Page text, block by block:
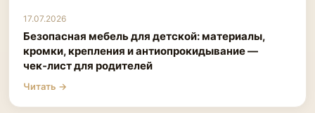
17.07.2026
Безопасная мебель для детской: материалы,
кромки, крепления и антиопрокидывание —
чек‑лист для родителей
Читать →